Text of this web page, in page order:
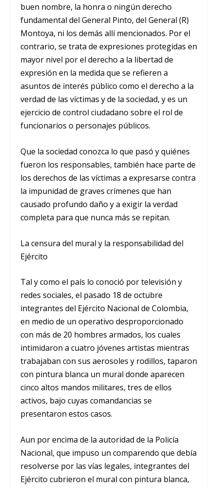
buen nombre, la honra o ningún derecho
fundamental del General Pinto, del General (R)
Montoya, ni los demás allí mencionados. Por el
contrario, se trata de expresiones protegidas en
mayor nivel por el derecho a la libertad de
expresión en la medida que se refieren a
asuntos de interés público como el derecho a la
verdad de las víctimas y de la sociedad, y es un
ejercicio de control ciudadano sobre el rol de
funcionarios o personajes públicos.
Que la sociedad conozca lo que pasó y quiénes
fueron los responsables, también hace parte de
los derechos de las víctimas a expresarse contra
la impunidad de graves crímenes que han
causado profundo daño y a exigir la verdad
completa para que nunca más se repitan.
La censura del mural y la responsabilidad del
Ejército
Tal y como el país lo conoció por televisión y
redes sociales, el pasado 18 de octubre
integrantes del Ejército Nacional de Colombia,
en medio de un operativo desproporcionado
con más de 20 hombres armados, los cuales
intimidaron a cuatro jóvenes artistas mientras
trabajaban con sus aerosoles y rodillos, taparon
con pintura blanca un mural donde aparecen
cinco altos mandos militares, tres de ellos
activos, bajo cuyas comandancias se
presentaron estos casos.
Aun por encima de la autoridad de la Policía
Nacional, que impuso un comparendo que debía
resolverse por las vías legales, integrantes del
Ejército cubrieron el mural con pintura blanca,